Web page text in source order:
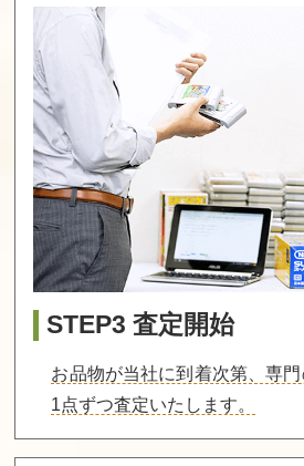
マッピー 後期版
買取価格
8,200
外伝
買取価格
8,200
おえかキッズ
アンパンマンの
ひらがなだいす
き
8,000
マドゥーラの翼
8,000
スペランカー2
グランドマスタ
STEP3 査定開始
お品物が当社に到着次第、専
1点ずつ査定いたします。